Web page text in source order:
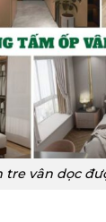
tre vân dọc